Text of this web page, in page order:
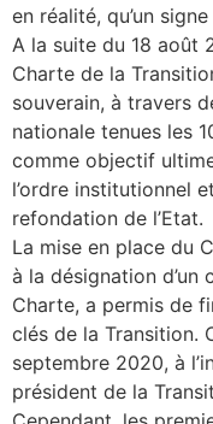
en réalité, qu’un signe
A la suite du 18 août
Charte de la
souverain, à travers
nationale tenues les
comme objectif
l’ordre institutionnel
refondation de l’Etat.
La mise en place du
à la désignation d’un
Charte, a permis de
clés de la Transition.
septembre 2020, à
président de la